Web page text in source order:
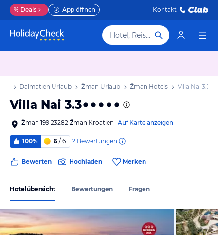
% Deals App öffnen Kontakt
Hotel, Reiseziel
Dalmatien Urlaub Žman Urlaub Žman Hotels Villa Nai 3.3
Villa Nai 3.3
Žman 199 23282 Žman Kroatien Auf Karte anzeigen
100% 6 / 6 2 Bewertungen
Bewerten Hochladen Merken
Hotelübersicht Bewertungen Fragen